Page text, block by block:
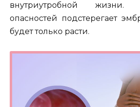
внутриутробной
опасностей подстерегает
будет только расти.